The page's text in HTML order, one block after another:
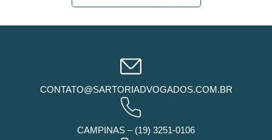
CONTATO@SARTORIADVOGADOS.COM.BR
CAMPINAS – (19) 3251-0106